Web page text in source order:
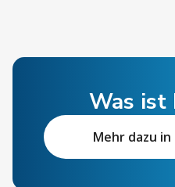
Was ist
Mehr dazu